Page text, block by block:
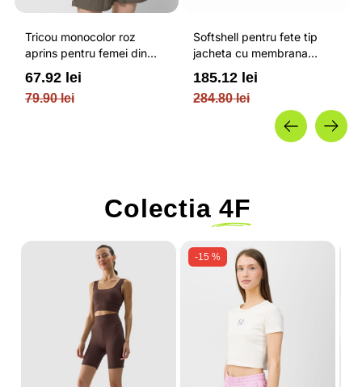
Tricou monocolor roz
aprins pentru femei din
bumbac si cu croiala boxy
OUTHORN
79.90 lei
67.92 lei
Softshell pentru fete tip
jacheta cu membrana
impermeabila NEODRY 5
000 si permis de schi roz /
4F JUNIOR
284.80 lei
185.12 lei
Colectia 4F
-15 %